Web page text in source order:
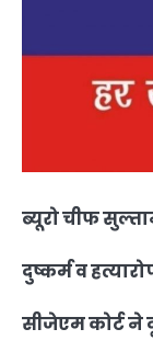
ब्यूरो चीफ
दुष्कर्म व
सीजेएम कोर्ट ने